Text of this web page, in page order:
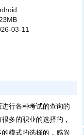
03-11
行各种考试的查询的
多的职业的选择的，
模式的选择的，感兴